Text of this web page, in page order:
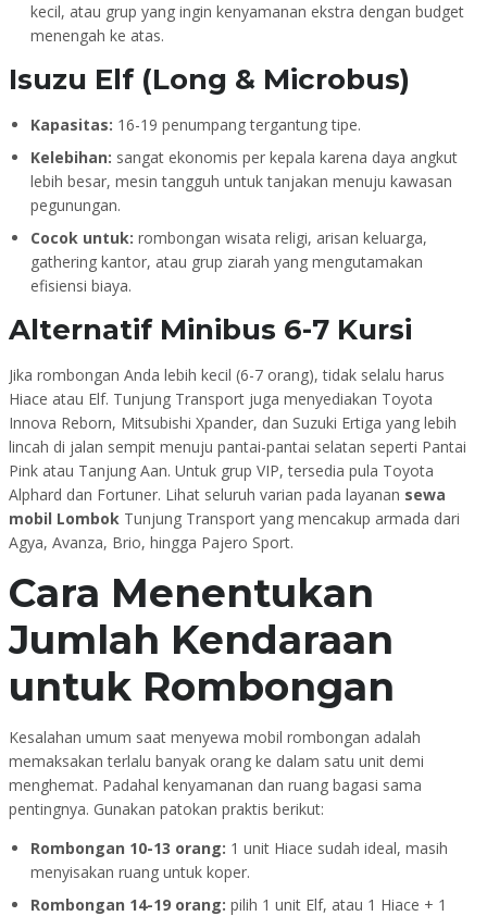
kecil, atau grup yang ingin kenyamanan ekstra dengan budget
menengah ke atas.
Isuzu Elf (Long & Microbus)
Kapasitas: 16-19 penumpang tergantung tipe.
Kelebihan: sangat ekonomis per kepala karena daya angkut
lebih besar, mesin tangguh untuk tanjakan menuju kawasan
pegunungan.
Cocok untuk: rombongan wisata religi, arisan keluarga,
gathering kantor, atau grup ziarah yang mengutamakan
efisiensi biaya.
Alternatif Minibus 6-7 Kursi
Jika rombongan Anda lebih kecil (6-7 orang), tidak selalu harus
Hiace atau Elf. Tunjung Transport juga menyediakan Toyota
Innova Reborn, Mitsubishi Xpander, dan Suzuki Ertiga yang lebih
lincah di jalan sempit menuju pantai-pantai selatan seperti Pantai
Pink atau Tanjung Aan. Untuk grup VIP, tersedia pula Toyota
Alphard dan Fortuner. Lihat seluruh varian pada layanan sewa
mobil Lombok Tunjung Transport yang mencakup armada dari
Agya, Avanza, Brio, hingga Pajero Sport.
Cara Menentukan
Jumlah Kendaraan
untuk Rombongan
Kesalahan umum saat menyewa mobil rombongan adalah
memaksakan terlalu banyak orang ke dalam satu unit demi
menghemat. Padahal kenyamanan dan ruang bagasi sama
pentingnya. Gunakan patokan praktis berikut:
Rombongan 10-13 orang: 1 unit Hiace sudah ideal, masih
menyisakan ruang untuk koper.
Rombongan 14-19 orang: pilih 1 unit Elf, atau 1 Hiace + 1